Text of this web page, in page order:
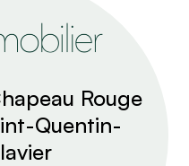
Rouge
Quentin-